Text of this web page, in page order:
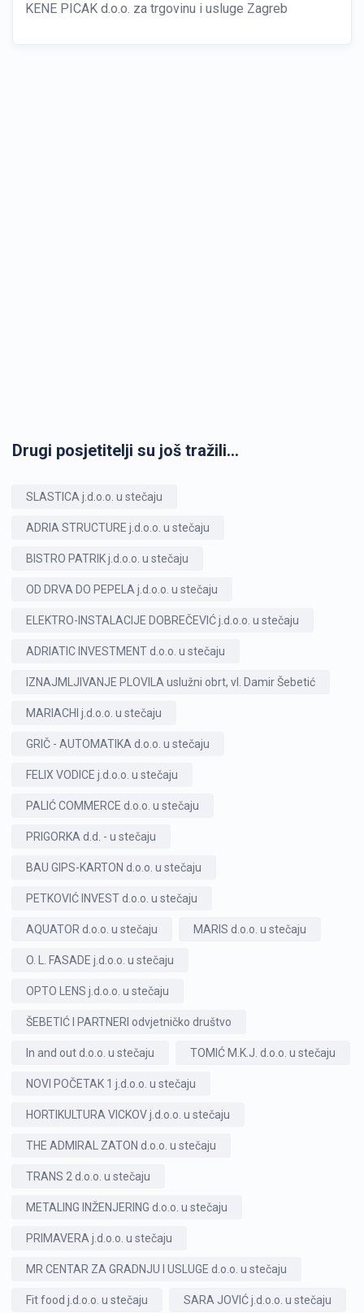
KENE PICAK d.o.o. za trgovinu i usluge Zagreb
Drugi posjetitelji su još tražili...
SLASTICA j.d.o.o. u stečaju
ADRIA STRUCTURE j.d.o.o. u stečaju
BISTRO PATRIK j.d.o.o. u stečaju
OD DRVA DO PEPELA j.d.o.o. u stečaju
ELEKTRO-INSTALACIJE DOBREČEVIĆ j.d.o.o. u stečaju
ADRIATIC INVESTMENT d.o.o. u stečaju
IZNAJMLJIVANJE PLOVILA uslužni obrt, vl. Damir Šebetić
MARIACHI j.d.o.o. u stečaju
GRIČ - AUTOMATIKA d.o.o. u stečaju
FELIX VODICE j.d.o.o. u stečaju
PALIĆ COMMERCE d.o.o. u stečaju
PRIGORKA d.d. - u stečaju
BAU GIPS-KARTON d.o.o. u stečaju
PETKOVIĆ INVEST d.o.o. u stečaju
AQUATOR d.o.o. u stečaju MARIS d.o.o. u stečaju
O. L. FASADE j.d.o.o. u stečaju
OPTO LENS j.d.o.o. u stečaju
ŠEBETIĆ I PARTNERI odvjetničko društvo
In and out d.o.o. u stečaju TOMIĆ M.K.J. d.o.o. u stečaju
NOVI POČETAK 1 j.d.o.o. u stečaju
HORTIKULTURA VICKOV j.d.o.o. u stečaju
THE ADMIRAL ZATON d.o.o. u stečaju
TRANS 2 d.o.o. u stečaju
METALING INŽENJERING d.o.o. u stečaju
PRIMAVERA j.d.o.o. u stečaju
MR CENTAR ZA GRADNJU I USLUGE d.o.o. u stečaju
Fit food j.d.o.o. u stečaju SARA JOVIĆ j.d.o.o. u stečaju